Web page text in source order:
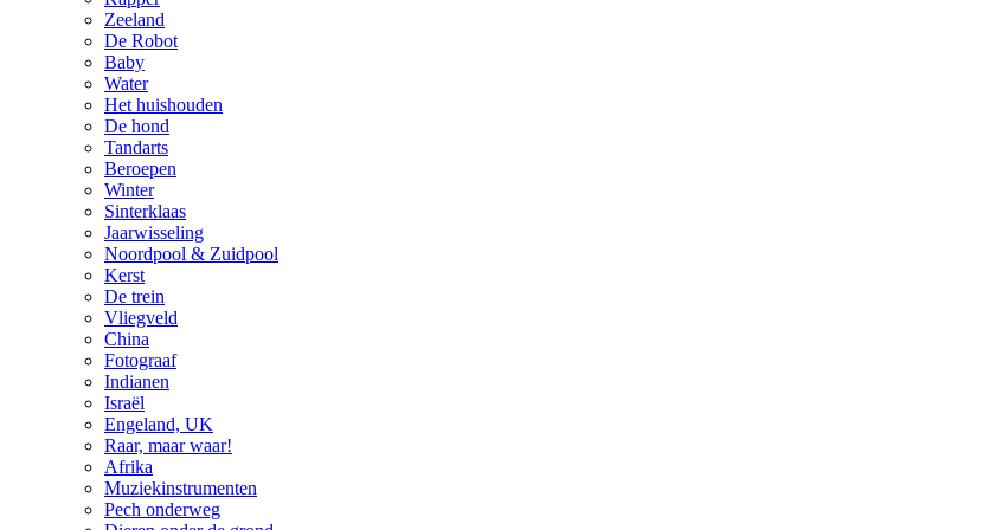
Zeeland
De Robot
Baby
Water
Het huishouden
De hond
Tandarts
Beroepen
Winter
Sinterklaas
Jaarwisseling
Noordpool & Zuidpool
Kerst
De trein
Vliegveld
China
Fotograaf
Indianen
Israël
Engeland, UK
Raar, maar waar!
Afrika
Muziekinstrumenten
Pech onderweg